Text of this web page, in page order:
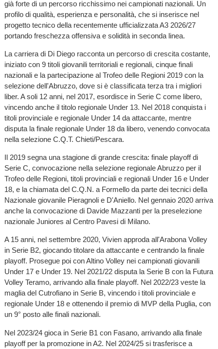
già forte di un percorso ricchissimo nei campionati nazionali. Un
profilo di qualità, esperienza e personalità, che si inserisce nel
progetto tecnico della recentemente ufficializzata A3 2026/27
portando freschezza offensiva e solidità in seconda linea.
La carriera di Di Diego racconta un percorso di crescita costante,
iniziato con 9 titoli giovanili territoriali e regionali, cinque finali
nazionali e la partecipazione al Trofeo delle Regioni 2019 con la
selezione dell'Abruzzo, dove si è classificata terza tra i migliori
liber. A soli 12 anni, nel 2017, esordisce in Serie C come libero,
vincendo anche il titolo regionale Under 13. Nel 2018 conquista i
titoli provinciale e regionale Under 14 da attaccante, mentre
disputa la finale regionale Under 18 da libero, venendo convocata
nella selezione C.Q.T. Chieti/Pescara.
Il 2019 segna una stagione di grande crescita: finale playoff di
Serie C, convocazione nella selezione regionale Abruzzo per il
Trofeo delle Regioni, titoli provinciali e regionali Under 16 e Under
18, e la chiamata del C.Q.N. a Formello da parte dei tecnici della
Nazionale giovanile Pieragnoli e D'Aniello. Nel gennaio 2020 arriva
anche la convocazione di Davide Mazzanti per la preselezione
nazionale Juniores al Centro Pavesi di Milano.
A 15 anni, nel settembre 2020, Vivien approda all'Arabona Volley
in Serie B2, giocando titolare da attaccante e centrando la finale
playoff. Prosegue poi con Altino Volley nei campionati giovanili
Under 17 e Under 19. Nel 2021/22 disputa la Serie B con la Futura
Volley Teramo, arrivando alla finale playoff. Nel 2022/23 veste la
maglia del Cutrofiano in Serie B, vincendo i titoli provinciale e
regionale Under 18 e ottenendo il premio di MVP della Puglia, con
un 9° posto alle finali nazionali.
Nel 2023/24 gioca in Serie B1 con Fasano, arrivando alla finale
playoff per la promozione in A2. Nel 2024/25 si trasferisce a